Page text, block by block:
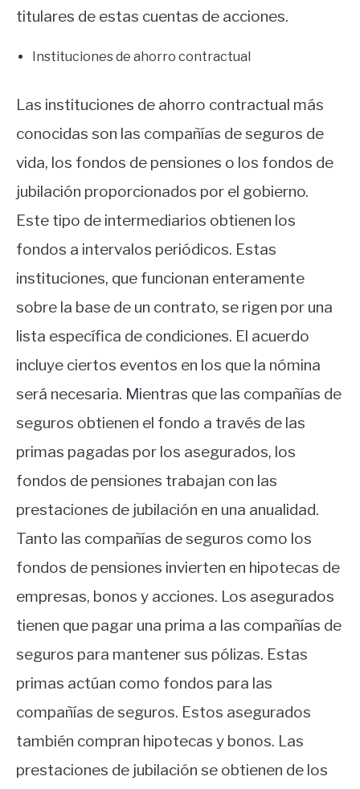
titulares de estas cuentas de acciones.
Instituciones de ahorro contractual
Las instituciones de ahorro contractual más
conocidas son las compañías de seguros de
vida, los fondos de pensiones o los fondos de
jubilación proporcionados por el gobierno.
Este tipo de intermediarios obtienen los
fondos a intervalos periódicos. Estas
instituciones, que funcionan enteramente
sobre la base de un contrato, se rigen por una
lista específica de condiciones. El acuerdo
incluye ciertos eventos en los que la nómina
será necesaria. Mientras que las compañías de
seguros obtienen el fondo a través de las
primas pagadas por los asegurados, los
fondos de pensiones trabajan con las
prestaciones de jubilación en una anualidad.
Tanto las compañías de seguros como los
fondos de pensiones invierten en hipotecas de
empresas, bonos y acciones. Los asegurados
tienen que pagar una prima a las compañías de
seguros para mantener sus pólizas. Estas
primas actúan como fondos para las
compañías de seguros. Estos asegurados
también compran hipotecas y bonos. Las
prestaciones de jubilación se obtienen de los